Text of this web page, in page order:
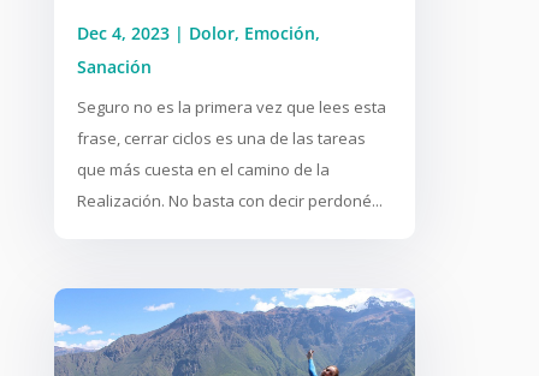
Dec 4, 2023| Dolor, Emoción,
Sanación
Seguro no es la primera vez que lees esta
frase, cerrar ciclos es una de las tareas
que más cuesta en el camino de la
Realización. No basta con decir perdoné...